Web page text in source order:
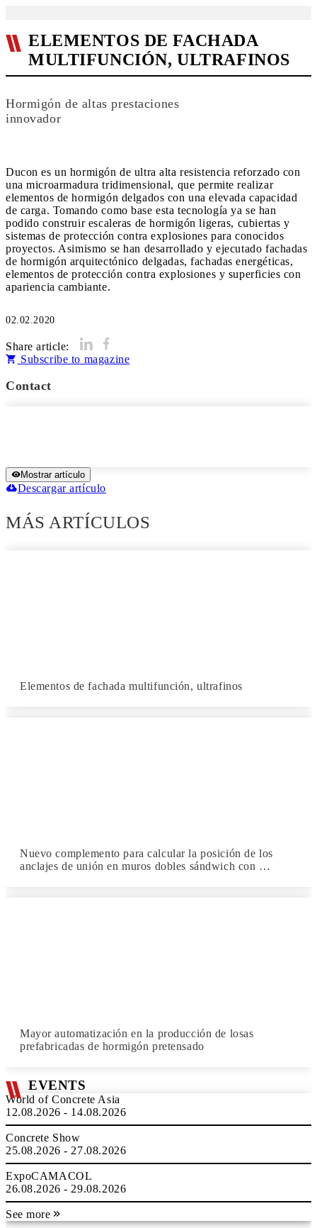
ELEMENTOS DE FACHADA
MULTIFUNCIÓN, ULTRAFINOS
Hormigón de altas prestaciones
innovador
Ducon es un hormigón de ultra alta resistencia reforzado con
una microarmadura tridimensional, que permite realizar
elementos de hormigón delgados con una elevada capacidad
de carga. Tomando como base esta tecnología ya se han
podido construir escaleras de hormigón ligeras, cubiertas y
sistemas de protección contra explosiones para conocidos
proyectos. Asimismo se han desarrollado y ejecutado fachadas
de hormigón arquitectónico delgadas, fachadas energéticas,
elementos de protección contra explosiones y superficies con
apariencia cambiante.
02.02.2020
Share article:
Subscribe to magazine
Contact
Mostrar artículo
Descargar artículo
MÁS ARTÍCULOS
Elementos de fachada multifunción, ultrafinos
Nuevo complemento para calcular la posición de los
anclajes de unión en muros dobles sándwich con …
Mayor automatización en la producción de losas
prefabricadas de hormigón pretensado
EVENTS
World of Concrete Asia
12.08.2026 - 14.08.2026
Concrete Show
25.08.2026 - 27.08.2026
ExpoCAMACOL
26.08.2026 - 29.08.2026
See more